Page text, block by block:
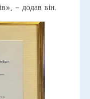
– додав він.